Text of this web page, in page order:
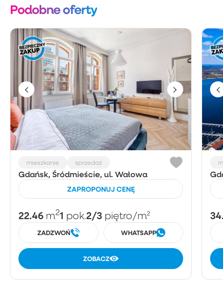
Podobne oferty
mieszkanie sprzedaż
Gdańsk, Śródmieście, ul. Wałowa
ZAPROPONUJ CENĘ
22.46 m21 pok.2/3 piętro/m²
ZADZWOŃ WHATSAPP
ZOBACZ